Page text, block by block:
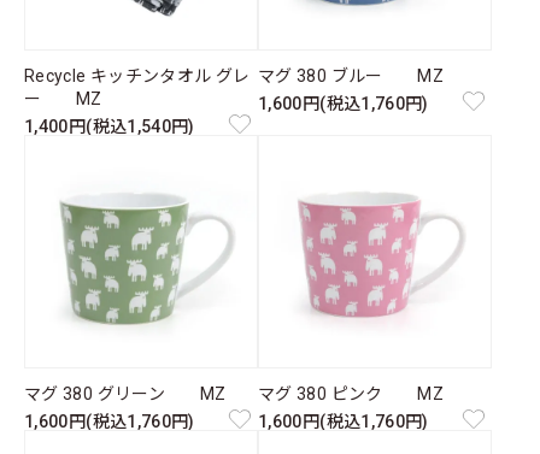
Recycle キッチンタオル グレ
ー MZ
1,400円(税込1,540円)
マグ 380 ブルー MZ
1,600円(税込1,760円)
マグ 380 グリーン MZ
1,600円(税込1,760円)
マグ 380 ピンク MZ
1,600円(税込1,760円)